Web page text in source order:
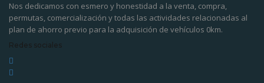
Nos dedicamos con esmero y honestidad a la venta, compra,
permutas, comercialización y todas las actividades relacionadas al
plan de ahorro previo para la adquisición de vehículos 0km.
Redes sociales